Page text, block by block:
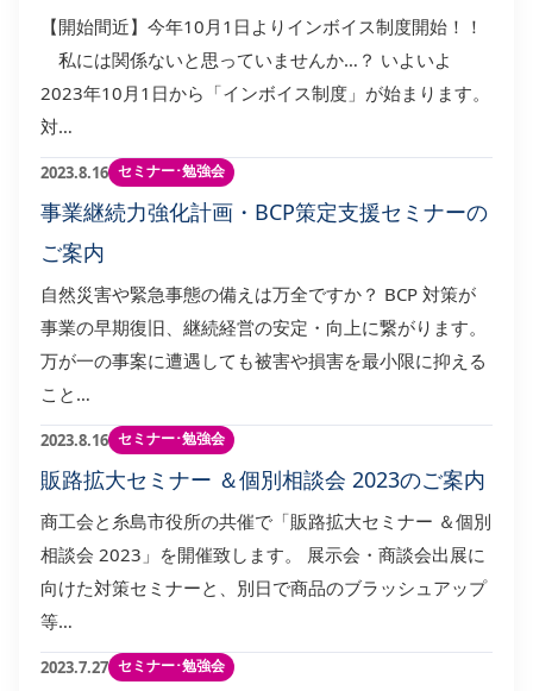
【開始間近】今年10月1日よりインボイス制度開始！！
私には関係ないと思っていませんか…？ いよいよ
2023年10月1日から「インボイス制度」が始まります。
対…
2023.8.16 セミナー･勉強会
事業継続力強化計画・BCP策定支援セミナーの
ご案内
自然災害や緊急事態の備えは万全ですか？ BCP 対策が
事業の早期復旧、継続経営の安定・向上に繋がります。
万が一の事案に遭遇しても被害や損害を最小限に抑える
こと…
2023.8.16 セミナー･勉強会
販路拡⼤セミナー ＆個別相談会 2023のご案内
商工会と糸島市役所の共催で「販路拡⼤セミナー ＆個別
相談会 2023」を開催致します。 展示会・商談会出展に
向けた対策セミナーと、別日で商品のブラッシュアップ
等…
2023.7.27 セミナー･勉強会